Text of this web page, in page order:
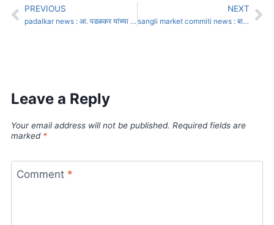
PREVIOUS
padalkar news : आ. पडळकर यांच्या विरोधात राष्ट्रवादी शरद पवार पक्षाचा सोमवारी निषेध मोर्चा
NEXT
sangli market commiti news : बाजार समिती पदाधिकार्‍यांना दिवाळी गिफट
Leave a Reply
Your email address will not be published. Required fields are
marked *
Comment *